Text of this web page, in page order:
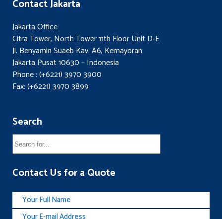
Contact Jakarta
Jakarta Office
Citra Tower, North Tower 11th Floor Unit D-E
Jl. Benyamin Suaeb Kav. A6, Kemayoran
Jakarta Pusat 10630 – Indonesia
Phone : (+6221) 3970 3900
Fax: (+6221) 3970 3899
Search
Contact Us for a Quote